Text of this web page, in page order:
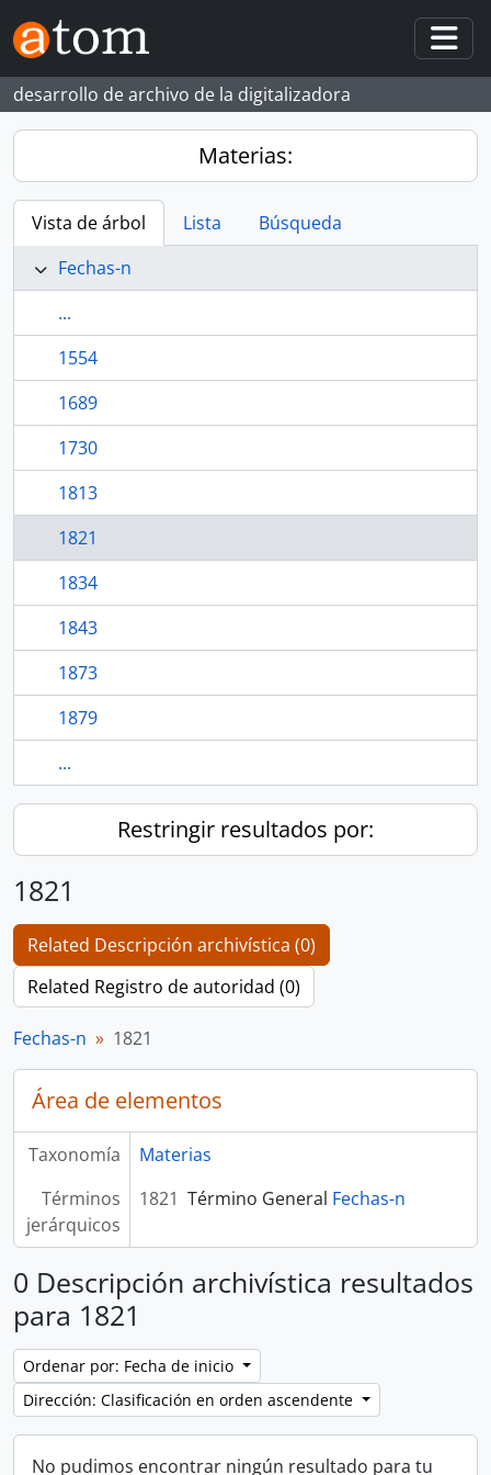
Skip to main content
desarrollo de archivo de la digitalizadora
Materias:
Vista de árbol Lista
Búsqueda
Fechas-n
...
1554
1689
1730
1813
1821
1834
1843
1873
1879
...
Restringir resultados por:
1821
Related Descripción archivística (0)
Related Registro de autoridad (0)
Fechas-n 1821
Área de elementos
Taxonomía
Materias
Términos
jerárquicos
1821 Término General Fechas-n
0 Descripción archivística resultados
para 1821
Ordenar por: Fecha de inicio
Dirección: Clasificación en orden ascendente
No pudimos encontrar ningún resultado para tu